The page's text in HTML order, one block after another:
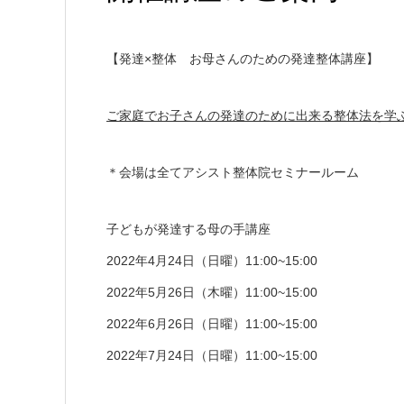
【発達×整体 お母さんのための発達整体講座】
ご家庭でお子さんの発達のために出来る整体法を学
＊会場は全てアシスト整体院セミナールーム
子どもが発達する母の手講座
2022年4月24日（日曜）11:00~15:00
2022年5月26日（木曜）11:00~15:00
2022年6月26日（日曜）11:00~15:00
2022年7月24日（日曜）11:00~15:00